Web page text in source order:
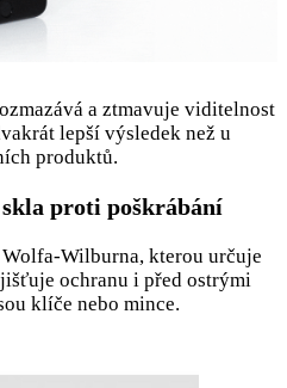
a ztmavuje viditelnost
lepší výsledek než u
produktů.
proti poškrábání
Wilburna, kterou určuje
ochranu i před ostrými
klíče nebo mince.